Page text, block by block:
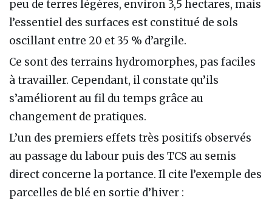
peu de terres légères, environ 3,5 hectares, mais
l’essentiel des surfaces est constitué de sols
oscillant entre 20 et 35 % d’argile.
Ce sont des terrains hydromorphes, pas faciles
à travailler. Cependant, il constate qu’ils
s’améliorent au fil du temps grâce au
changement de pratiques.
L’un des premiers effets très positifs observés
au passage du labour puis des TCS au semis
direct concerne la portance. Il cite l’exemple des
parcelles de blé en sortie d’hiver :